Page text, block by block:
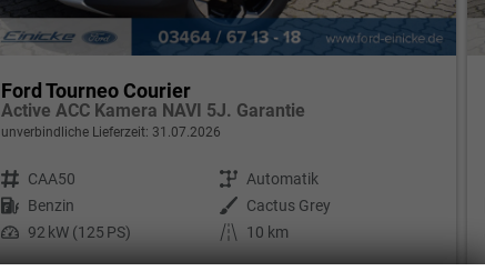
Ford Tourneo Courier
Active ACC Kamera NAVI 5J. Garantie
unverbindliche Lieferzeit: 31.07.2026
Fahrzeugnr. CAA50 Getriebe Automatik
Kraftstoff Benzin Außenfarbe
Cactus Grey
Leistung 92 kW (125 PS) Kilometerstand 10 km